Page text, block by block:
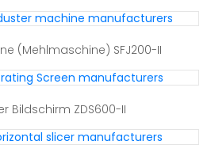
(Mehlmaschine) SFJ200-II
Bildschirm ZDS600-II